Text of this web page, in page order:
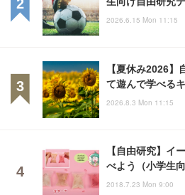
2026.6.15 Mon 11:15
【夏休み2026
て遊んで学べる
2026.8.3 Mon 11:15
【自由研究】イ
べよう（小学生向
2018.7.23 Mon 9:00